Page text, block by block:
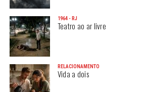
1964 - RJ
Teatro ao ar livre
RELACIONAMENTO
Vida a dois